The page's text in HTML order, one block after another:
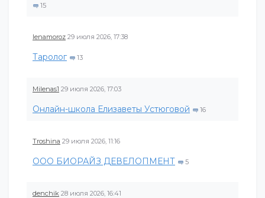
15
lenamoroz 29 июля 2026, 17:38
Таролог 13
Milenas1 29 июля 2026, 17:03
Онлайн-школа Елизаветы Устюговой 16
Troshina 29 июля 2026, 11:16
ООО БИОРАЙЗ ДЕВЕЛОПМЕНТ 5
denchik 28 июля 2026, 16:41